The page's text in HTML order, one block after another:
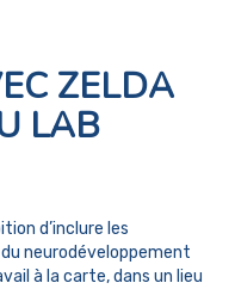
ZELDA
LAB
d’inclure les
neurodéveloppement
à la carte, dans un lieu